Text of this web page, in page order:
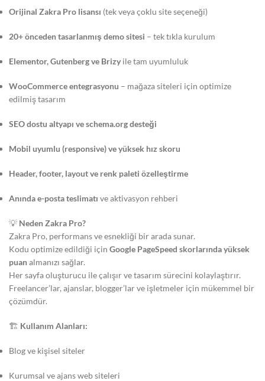
Orijinal Zakra Pro lisansı (tek veya çoklu site seçeneği)
20+ önceden tasarlanmış demo sitesi – tek tıkla kurulum
Elementor, Gutenberg ve Brizy ile tam uyumluluk
WooCommerce entegrasyonu – mağaza siteleri için optimize
edilmiş tasarım
SEO dostu altyapı ve schema.org desteği
Mobil uyumlu (responsive) ve yüksek hız skoru
Header, footer, layout ve renk paleti özelleştirme
Anında e-posta teslimatı ve aktivasyon rehberi
💡 Neden Zakra Pro?
Zakra Pro, performans ve esnekliği bir arada sunar.
Kodu optimize edildiği için Google PageSpeed skorlarında yüksek
puanalmanızı sağlar.
Her sayfa oluşturucu ile çalışır ve tasarım sürecini kolaylaştırır.
Freelancer’lar, ajanslar, blogger’lar ve işletmeler için mükemmel bir
çözümdür.
🏗️ Kullanım Alanları:
Blog ve kişisel siteler
Kurumsal ve ajans web siteleri